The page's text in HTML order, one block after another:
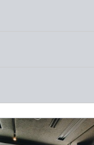
。
ら開発環境、ツー
様がおこなった生活
社規定により決定